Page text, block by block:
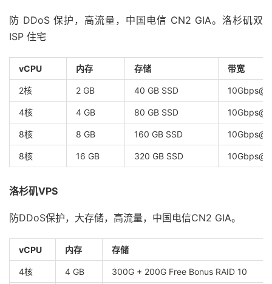
防 DDoS 保护，高流量，中国电信 CN2 GIA。洛杉矶双
ISP 住宅
vCPU 内存 存储 带宽
2核 2 GB 40 GB SSD
4核 4 GB 80 GB SSD
8核 8 GB 160 GB SSD
8核 16 GB 320 GB SSD
洛杉矶VPS
防DDoS保护，大存储，高流量，中国电信CN2 GIA。
vCPU 内存 存储
4核 4 GB 300G + 200G Free Bonus RAID 10